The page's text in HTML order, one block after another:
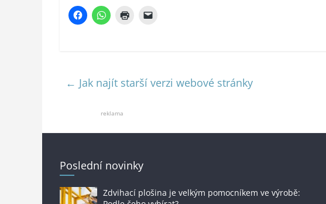
← Jak najít starší verzi webové stránky
reklama
Poslední novinky
Zdvihací plošina je velkým pomocníkem ve výrobě: